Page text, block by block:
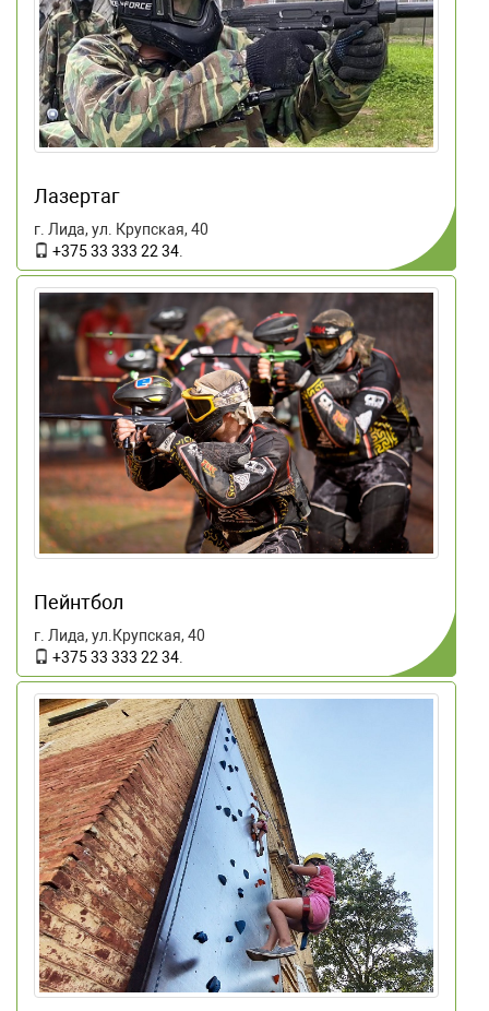
Лазертаг
г. Лида, ул. Крупская, 40
+375 33 333 22 34
Пейнтбол
г. Лида, ул.Крупская, 40
+375 33 333 22 34.